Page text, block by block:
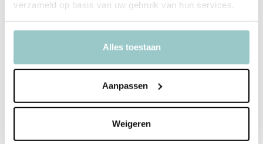
verzameld op basis van uw gebruik van hun services.
Alles toestaan
Aanpassen
Weigeren
Bindwijze: gebonden prentenboek
Productspecificaties
GU76985